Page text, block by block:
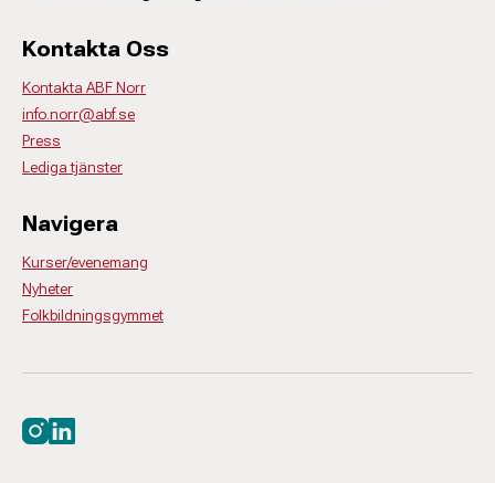
Kontakta Oss
Kontakta ABF Norr
info.norr@abf.se
Press
Lediga tjänster
Navigera
Kurser/evenemang
Nyheter
Folkbildningsgymmet
Besök oss på instagram
Besök oss på linkedin